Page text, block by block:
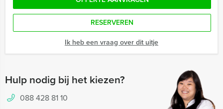
RESERVEREN
Ik heb een vraag over dit uitje
Hulp nodig bij het kiezen?
088 428 81 10